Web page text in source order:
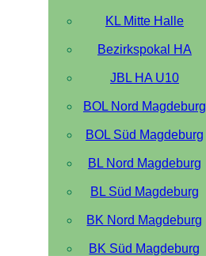
KL Mitte Halle
Bezirkspokal HA
JBL HA U10
BOL Nord Magdeburg
BOL Süd Magdeburg
BL Nord Magdeburg
BL Süd Magdeburg
BK Nord Magdeburg
BK Süd Magdeburg